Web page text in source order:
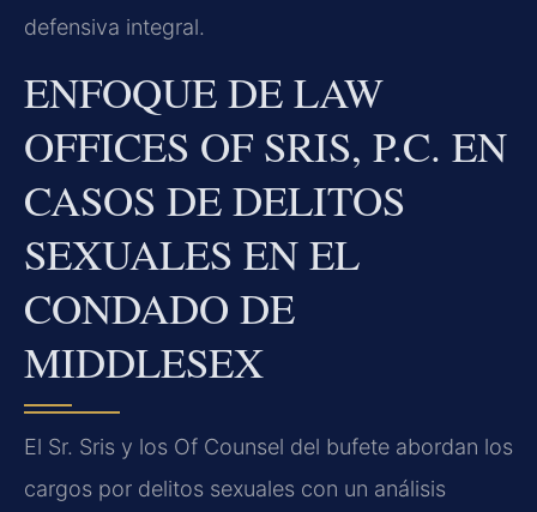
defensiva integral.
ENFOQUE DE LAW
OFFICES OF SRIS, P.C. EN
CASOS DE DELITOS
SEXUALES EN EL
CONDADO DE
MIDDLESEX
El Sr. Sris y los Of Counsel del bufete abordan los
cargos por delitos sexuales con un análisis